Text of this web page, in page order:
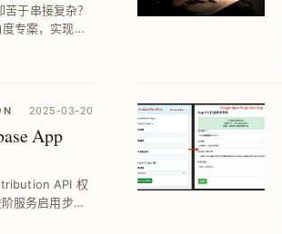
于串接复杂？
专案，实现个
2025-03-20
App
API 权
服务启用步